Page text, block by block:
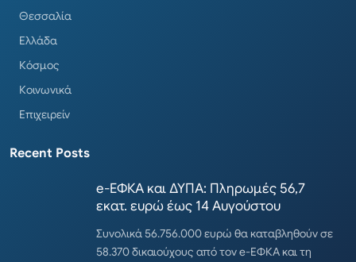
Θεσσαλία
Ελλάδα
Κόσμος
Κοινωνικά
Επιχειρείν
Recent Posts
e-ΕΦΚΑ και ΔΥΠΑ: Πληρωμές 56,7
εκατ. ευρώ έως 14 Αυγούστου
Συνολικά 56.756.000 ευρώ θα καταβληθούν σε
58.370 δικαιούχους από τον e-ΕΦΚΑ και τη